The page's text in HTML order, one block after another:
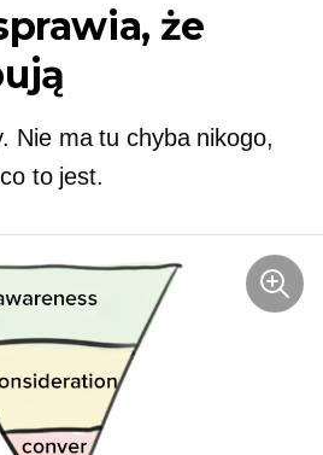
że
Nie ma tu chyba nikogo,
to jest.